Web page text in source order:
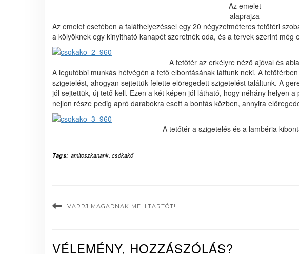
Az emelet
alaprajza
Az emelet esetében a faláthelyezéssel egy 20 négyzetméteres tetőtéri
a kölyöknek egy kinyitható kanapét szeretnék oda, és a tervek szerint még
A tetőtér az erkélyre néző ajóval és
A legutóbbi munkás hétvégén a tető elbontásának láttunk neki. A
szigetelést, ahogyan sejtettük felette elöregedett szigetelést találtunk. A
jól sejtettük, új tető kell. Ezen a két képen jól látható, hogy néhány helyen
nejlon része pedig apró darabokra esett a bontás közben, annyira
A tetőtér a szigetelés és a lambéria
Tags: amitoszkanank, csókakő
VARRJ MAGADNAK MELLTARTÓT!
VÉLEMÉNY, HOZZÁSZÓLÁS?